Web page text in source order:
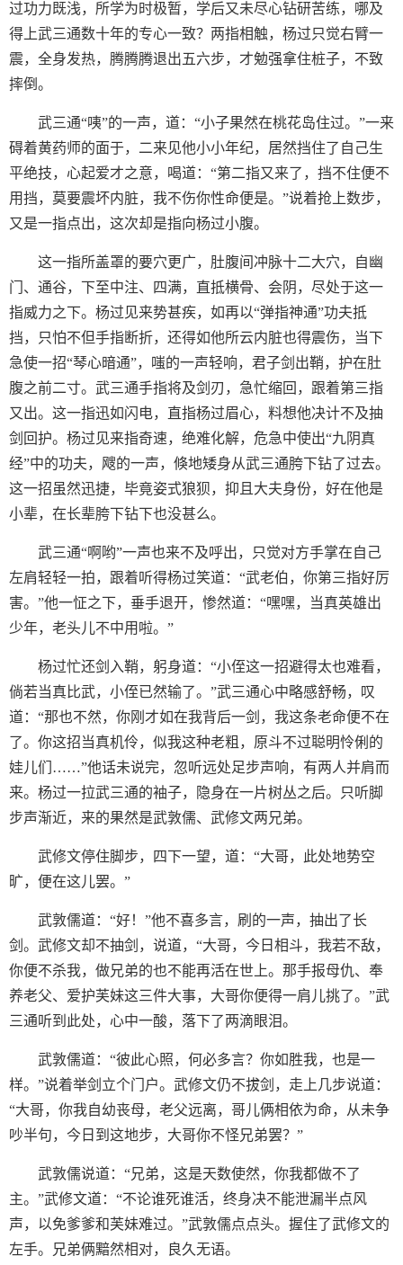
过功力既浅，所学为时极暂，学后又未尽心钻研苦练，哪及
得上武三通数十年的专心一致？两指相触，杨过只觉右臂一
震，全身发热，腾腾腾退出五六步，才勉强拿住桩子，不致
摔倒。
武三通“咦”的一声，道：“小子果然在桃花岛住过。”一来
碍着黄药师的面于，二来见他小小年纪，居然挡住了自己生
平绝技，心起爱才之意，喝道：“第二指又来了，挡不住便不
用挡，莫要震坏内脏，我不伤你性命便是。”说着抢上数步，
又是一指点出，这次却是指向杨过小腹。
这一指所盖罩的要穴更广，肚腹间冲脉十二大穴，自幽
门、通谷，下至中注、四满，直抵横骨、会阴，尽处于这一
指威力之下。杨过见来势甚疾，如再以“弹指神通”功夫抵
挡，只怕不但手指断折，还得如他所云内脏也得震伤，当下
急使一招“琴心暗通”，嗤的一声轻响，君子剑出鞘，护在肚
腹之前二寸。武三通手指将及剑刃，急忙缩回，跟着第三指
又出。这一指迅如闪电，直指杨过眉心，料想他决计不及抽
剑回护。杨过见来指奇速，绝难化解，危急中使出“九阴真
经”中的功夫，飕的一声，倏地矮身从武三通胯下钻了过去。
这一招虽然迅捷，毕竟姿式狼狈，抑且大夫身份，好在他是
小辈，在长辈胯下钻下也没甚么。
武三通“啊哟”一声也来不及呼出，只觉对方手掌在自己
左肩轻轻一拍，跟着听得杨过笑道：“武老伯，你第三指好厉
害。”他一怔之下，垂手退开，惨然道：“嘿嘿，当真英雄出
少年，老头儿不中用啦。”
杨过忙还剑入鞘，躬身道：“小侄这一招避得太也难看，
倘若当真比武，小侄已然输了。”武三通心中略感舒畅，叹
道：“那也不然，你刚才如在我背后一剑，我这条老命便不在
了。你这招当真机伶，似我这种老粗，原斗不过聪明怜俐的
娃儿们……”他话未说完，忽听远处足步声响，有两人并肩而
来。杨过一拉武三通的袖子，隐身在一片树丛之后。只听脚
步声渐近，来的果然是武敦儒、武修文两兄弟。
武修文停住脚步，四下一望，道：“大哥，此处地势空
旷，便在这儿罢。”
武敦儒道：“好！”他不喜多言，刷的一声，抽出了长
剑。武修文却不抽剑，说道，“大哥，今日相斗，我若不敌，
你便不杀我，做兄弟的也不能再活在世上。那手报母仇、奉
养老父、爱护芙妹这三件大事，大哥你便得一肩儿挑了。”武
三通听到此处，心中一酸，落下了两滴眼泪。
武敦儒道：“彼此心照，何必多言？你如胜我，也是一
样。”说着举剑立个门户。武修文仍不拔剑，走上几步说道：
“大哥，你我自幼丧母，老父远离，哥儿俩相依为命，从未争
吵半句，今日到这地步，大哥你不怪兄弟罢？”
武敦儒说道：“兄弟，这是天数使然，你我都做不了
主。”武修文道：“不论谁死谁活，终身决不能泄漏半点风
声，以免爹爹和芙妹难过。”武敦儒点点头。握住了武修文的
左手。兄弟俩黯然相对，良久无语。